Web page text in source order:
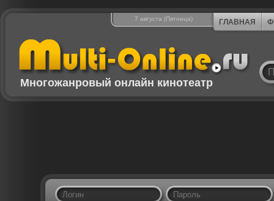
7 августа (Пятница) ГЛАВНАЯ
Многожанровый онлайн кинотеатр